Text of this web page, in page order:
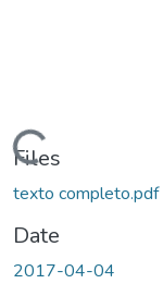
Files
texto completo.pdf
Date
2017-04-04